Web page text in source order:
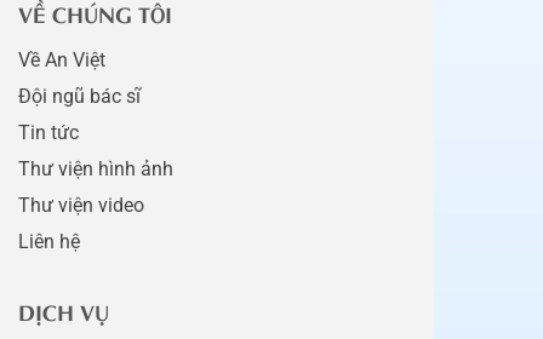
VỀ CHÚNG TÔI
Về An Việt
Đội ngũ bác sĩ
Tin tức
Thư viện hình ảnh
Thư viện video
Liên hệ
DỊCH VỤ